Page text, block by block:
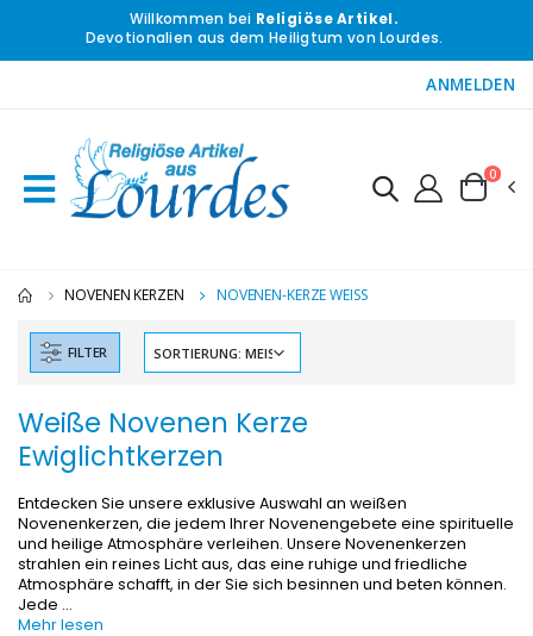
Willkommen bei Religiöse Artikel.
Devotionalien aus dem Heiligtum von Lourdes.
ANMELDEN
0
NOVENEN KERZEN NOVENEN-KERZE WEISS
FILTER
Weiße Novenen Kerze
Ewiglichtkerzen
Entdecken Sie unsere exklusive Auswahl an weißen
Novenenkerzen, die jedem Ihrer Novenengebete eine spirituelle
und heilige Atmosphäre verleihen. Unsere Novenenkerzen
strahlen ein reines Licht aus, das eine ruhige und friedliche
Atmosphäre schafft, in der Sie sich besinnen und beten können.
Jede ...
Mehr lesen
-10%
Figur Wundertätige Jungfrau Beleuchtet
€13.50
€21.90
€15.00 €12.00